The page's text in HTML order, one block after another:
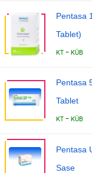
Pentasa
Tablet)
KT - KÜB
Pentasa
Tablet
KT - KÜB
Pentasa
Sase